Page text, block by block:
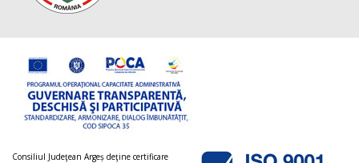
Consiliul Judeţean Argeș deţine certificare